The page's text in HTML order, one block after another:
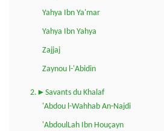
Yahya Ibn Ya'mar
Yahya Ibn Yahya
Zajjaj
Zaynou l-'Abidin
2.►Savants du Khalaf
'Abdou l-Wahhab An-Najdi
'AbdoulLah Ibn Houçayn